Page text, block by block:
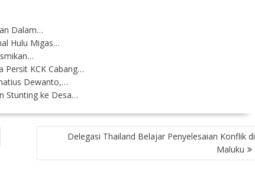
Dalam…
Hulu Migas…
Persit KCK Cabang…
Dewanto,…
Stunting ke Desa…
Delegasi Thailand Belajar Penyelesaian Konflik di
Maluku